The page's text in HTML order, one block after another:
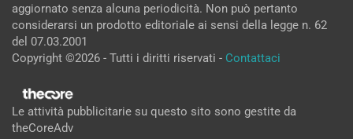
aggiornato senza alcuna periodicità. Non può pertanto
considerarsi un prodotto editoriale ai sensi della legge n. 62
del 07.03.2001
Copyright ©2026 - Tutti i diritti riservati - Contattaci
Le attività pubblicitarie su questo sito sono gestite da
theCoreAdv